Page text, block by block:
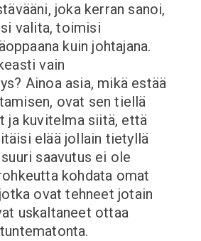
joka kerran sanoi,
valita, toimisi
kuin johtajana.
vain
Ainoa asia, mikä estää
ovat sen tiellä
ja kuvitelma siitä, että
elää jollain tietyllä
saavutus ei ole
kohdata omat
ovat tehneet jotain
uskaltaneet ottaa